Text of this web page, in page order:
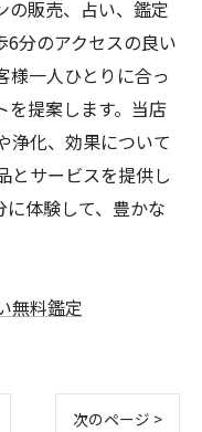
の販売、占い、鑑定
6分のアクセスの良い
様一人ひとりに合っ
を提案します。当店
浄化、効果について
とサービスを提供し
に体験して、豊かな
無料鑑定
次のページ >